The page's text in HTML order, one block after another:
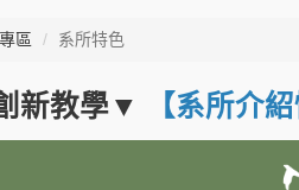
區 系所特色
新教學▼ 【系所介